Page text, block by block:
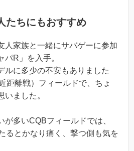
たちにもおすすめ
人家族と一緒にサバゲーに参加
パR」を入手。
ルに多少の不安もありました
距離戦）フィールドで、ちょ
いました。
が多いCQBフィールドでは、
るとかなり痛く、撃つ側も気を